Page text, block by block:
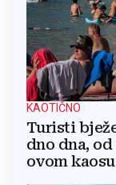
KAOTIČNO
Turisti
dno dna,
ovom